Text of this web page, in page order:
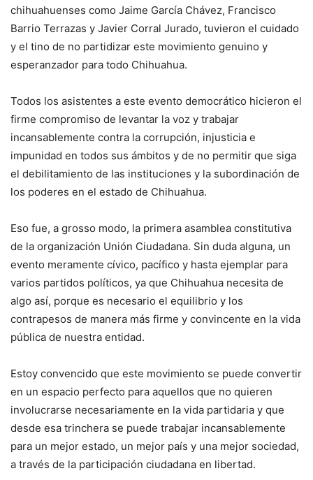
chihuahuenses como Jaime García Chávez, Francisco
Barrio Terrazas y Javier Corral Jurado, tuvieron el cuidado
y el tino de no partidizar este movimiento genuino y
esperanzador para todo Chihuahua.
Todos los asistentes a este evento democrático hicieron el
firme compromiso de levantar la voz y trabajar
incansablemente contra la corrupción, injusticia e
impunidad en todos sus ámbitos y de no permitir que siga
el debilitamiento de las instituciones y la subordinación de
los poderes en el estado de Chihuahua.
Eso fue, a grosso modo, la primera asamblea constitutiva
de la organización Unión Ciudadana. Sin duda alguna, un
evento meramente cívico, pacífico y hasta ejemplar para
varios partidos políticos, ya que Chihuahua necesita de
algo así, porque es necesario el equilibrio y los
contrapesos de manera más firme y convincente en la vida
pública de nuestra entidad.
Estoy convencido que este movimiento se puede convertir
en un espacio perfecto para aquellos que no quieren
involucrarse necesariamente en la vida partidaria y que
desde esa trinchera se puede trabajar incansablemente
para un mejor estado, un mejor país y una mejor sociedad,
a través de la participación ciudadana en libertad.